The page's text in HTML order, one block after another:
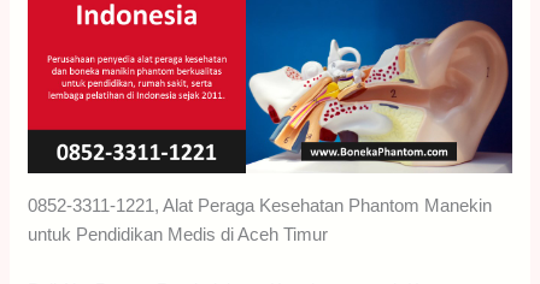
0852-3311-1221, Alat Peraga Kesehatan Phantom Manekin
untuk Pendidikan Medis di Aceh Timur